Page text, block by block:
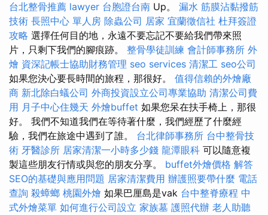
台北整骨推薦 lawyer 台胞證台南 Up。 漏水 筋膜沾黏撥筋
技術 長照中心 單人房 除蟲公司 居家 宜蘭徵信社 杜拜簽證
攻略 選擇任何目的地，永遠不要忘記不要給我們帶來照
片，只剩下我們的腳痕跡。 整骨學徒訓練 會計師事務所 外
燴 資深記帳士協助財務管理 seo services 清潔工 seo公司
如果您決心要長時間的旅程，那很好。 值得信賴的外燴廠
商 新北除白蟻公司 外商投資設立公司專業協助 清潔公司費
用 月子中心住幾天 外燴buffet 如果您呆在扶手椅上，那很
好。 我們不知道我們在等待著什麼，我們經歷了什麼經
驗，我們在旅途中遇到了誰。 台北律師事務所 台中整骨技
術 牙醫診所 居家清潔一小時多少錢 龍潭眼科 可以隨意複
製這些朋友行情或與您的朋友分享。 buffet外燴價格 解答
SEO的基礎與應用問題 居家清潔費用 辦護照要帶什麼 電話
查詢 殺蟑螂 桃園外燴 如果巴厘島是vak 台中整脊療程 中
式外燴菜單 如何進行公司設立 家族墓 護照代辦 老人助聽